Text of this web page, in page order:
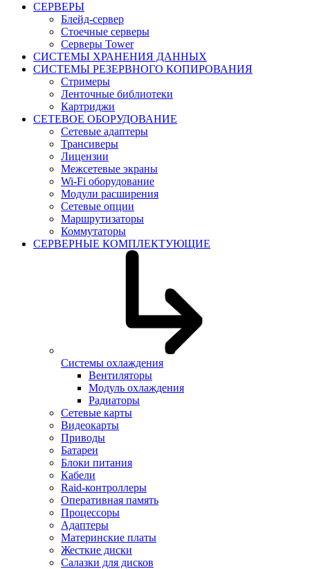
СЕРВЕРЫ
Блейд-сервер
Стоечные серверы
Серверы Tower
СИСТЕМЫ ХРАНЕНИЯ ДАННЫХ
СИСТЕМЫ РЕЗЕРВНОГО КОПИРОВАНИЯ
Стримеры
Ленточные библиотеки
Картриджи
СЕТЕВОЕ ОБОРУДОВАНИЕ
Сетевые адаптеры
Трансиверы
Лицензии
Межсетевые экраны
Wi-Fi оборудование
Модули расширения
Сетевые опции
Маршрутизаторы
Коммутаторы
СЕРВЕРНЫЕ КОМПЛЕКТУЮЩИЕ
Системы охлаждения
Вентиляторы
Модуль охлаждения
Радиаторы
Сетевые карты
Видеокарты
Приводы
Батареи
Блоки питания
Кабели
Raid-контроллеры
Оперативная память
Процессоры
Адаптеры
Материнские платы
Жесткие диски
Салазки для дисков